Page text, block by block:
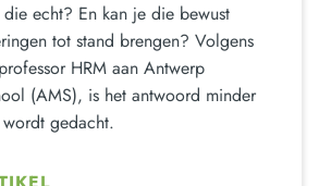
echt? En kan je die bewust
tot stand brengen? Volgens
HRM aan Antwerp
(AMS), is het antwoord minder
gedacht.